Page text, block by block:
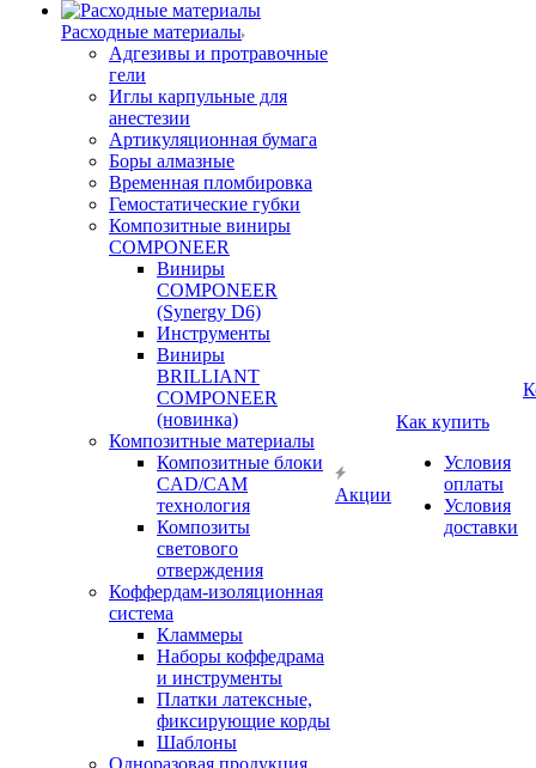
Расходные материалы
Адгезивы и протравочные
гели
Иглы карпульные для
анестезии
Артикуляционная бумага
Боры алмазные
Временная пломбировка
Гемостатические губки
Композитные виниры
COMPONEER
Виниры
COMPONEER
(Synergy D6)
Инструменты
Виниры
BRILLIANT
COMPONEER
(новинка)
Композитные материалы
Композитные блоки
CAD/СAM
технология
Композиты
светового
отверждения
Коффердам-изоляционная
система
Кламмеры
Наборы коффедрама
и инструменты
Платки латексные,
фиксирующие корды
Шаблоны
Одноразовая продукция
Акции
Как купить
Условия
оплаты
Условия
доставки